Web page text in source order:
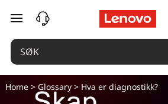
gå til hovedinnhold
Home> Glossary> Hva er diagnostikk?